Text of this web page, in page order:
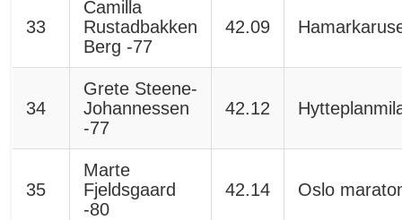
33
Camilla
Rustadbakken
Berg -77
42.09
34
Grete Steene-
Johannessen
-77
42.12
35
Marte
Fjeldsgaard
-80
42.14 Oslo